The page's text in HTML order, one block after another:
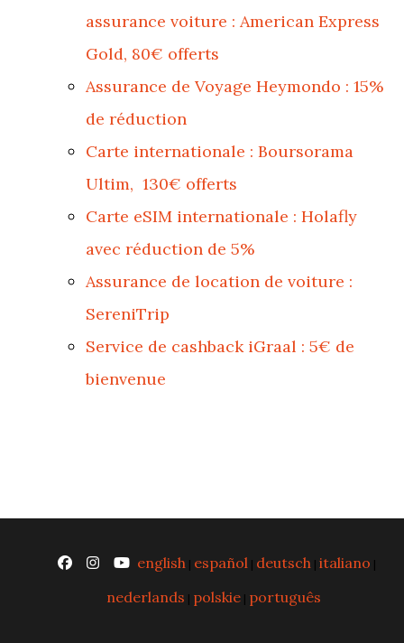
assurance voiture : American Express
Gold, 80€ offerts
Assurance de Voyage Heymondo : 15%
de réduction
Carte internationale : Boursorama
Ultim, 130€ offerts
Carte eSIM internationale : Holafly
avec réduction de 5%
Assurance de location de voiture :
SereniTrip
Service de cashback iGraal : 5€ de
bienvenue
english | español | deutsch |italiano |
nederlands | polskie| português